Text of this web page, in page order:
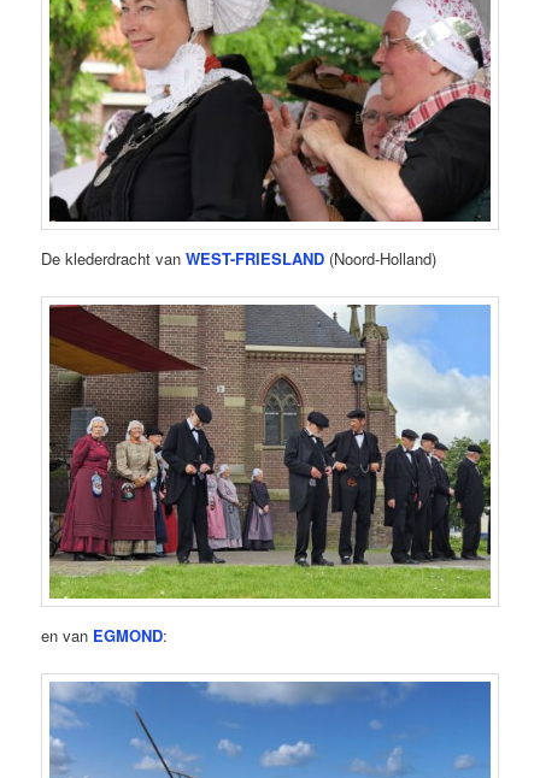
De klederdracht vanWEST-FRIESLAND (Noord-Holland)
en van EGMOND: